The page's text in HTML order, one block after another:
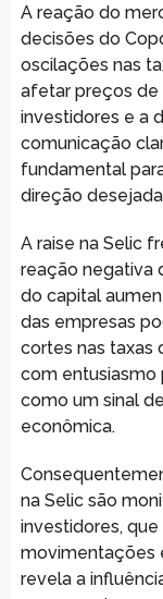
A reação do
decisões do
oscilações nas
afetar preços de
investidores e a
comunicação
fundamental
direção
A raise na Selic
reação negativa
do capital
das empresas
cortes nas taxas
com entusiasmo
como um sinal
econômica.
na Selic são
investidores,
movimentações
revela a